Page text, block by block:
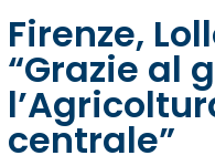
Firenze,
“Grazie al
centrale”